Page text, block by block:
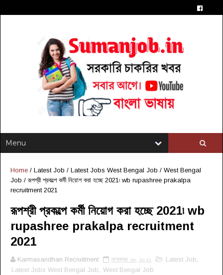
Home / Latest Job / Latest Jobs West Bengal Job / West Bengal
Job /রূপশ্রী প্রকল্পে কর্মী নিয়োগ করা হচ্ছে 2021৷ wb rupashree prakalpa
recruitment 2021
রূপশ্রী প্রকল্পে কর্মী নিয়োগ করা হচ্ছে 2021৷ wb
rupashree prakalpa recruitment
2021
Karmasandhan Recruitment নভেম্বর ২৬, ২০২১ Latest Job
Latest Jobs West Bengal Job
West Bengal Job